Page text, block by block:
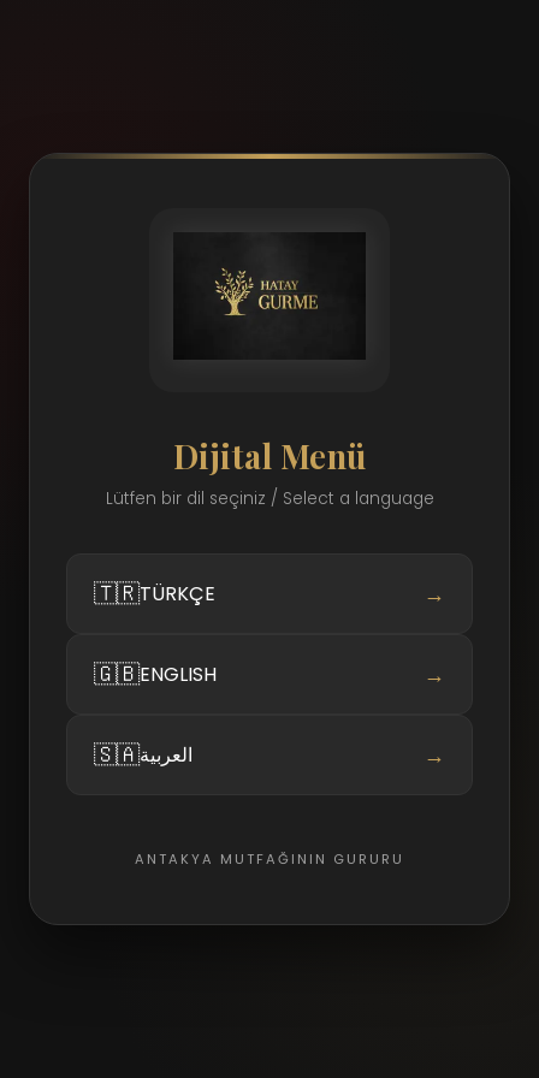
Dijital Menü
Lütfen bir dil seçiniz / Select a language
🇹🇷TÜRKÇE →
🇬🇧ENGLISH →
🇸🇦العربية →
ANTAKYA MUTFAĞININ GURURU